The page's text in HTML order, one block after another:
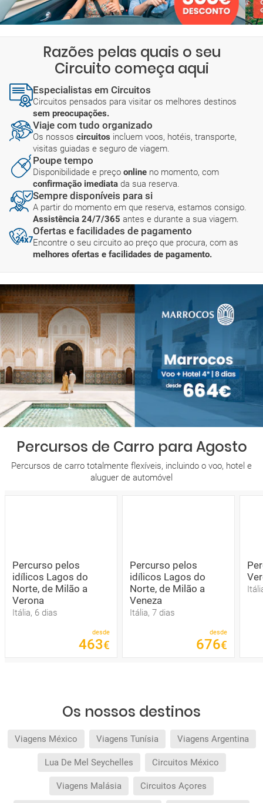
Razões pelas quais o seu
Circuito começa aqui
Especialistas em Circuitos
Circuitos pensados para visitar os melhores destinos
sem preocupações.
Viaje com tudo organizado
Os nossos circuitos incluem voos, hotéis, transporte,
visitas guiadas e seguro de viagem.
Poupe tempo
Disponibilidade e preço online no momento, com
confirmação imediata da sua reserva.
Sempre disponíveis para si
A partir do momento em que reserva, estamos consigo.
Assistência 24/7/365 antes e durante a sua viagem.
Ofertas e facilidades de pagamento
Encontre o seu circuito ao preço que procura, com as
melhores ofertas e facilidades de pagamento.
Percursos de Carro para Agosto
Percursos de carro totalmente flexíveis, incluindo o voo, hotel e
aluguer de automóvel
Percurso pelos
idílicos Lagos do
Norte, de Milão a
Verona
Itália, 6 dias
desde
463€
Percurso pelos
idílicos Lagos do
Norte, de Milão a
Veneza
Itália, 7 dias
desde
676€
Os nossos destinos
Viagens México Viagens Tunísia Viagens Argentina
Lua De Mel Seychelles Circuitos México
Viagens Malásia Circuitos Açores